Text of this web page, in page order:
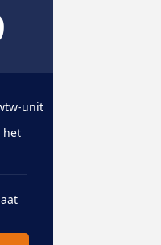
unit
het